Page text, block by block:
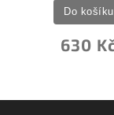
630
Do košíku